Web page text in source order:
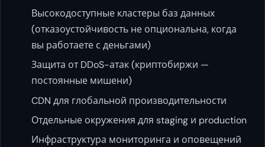
Высокодоступные кластеры баз данных
(отказоустойчивость не опциональна, когда
вы работаете с деньгами)
Защита от DDoS-атак (криптобиржи —
постоянные мишени)
CDN для глобальной производительности
Отдельные окружения для staging и production
Инфраструктура мониторинга и оповещений